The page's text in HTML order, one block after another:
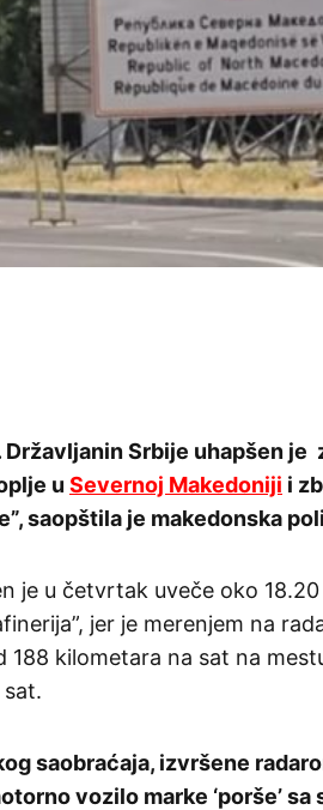
Državljanin Srbije uhapšen je
u Severnoj Makedoniji i
saopštila je makedonska
je u četvrtak uveče oko
jer je merenjem na
188 kilometara na sat na
saobraćaja, izvršene
vozilo marke ‘porše’